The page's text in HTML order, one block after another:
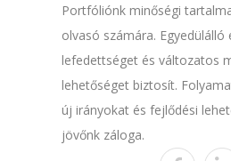
Portfóliónk minőségi
olvasó számára. Egyedülálló
lefedettséget és változatos
lehetőséget biztosít.
új irányokat és fejlődési
jövőnk záloga.